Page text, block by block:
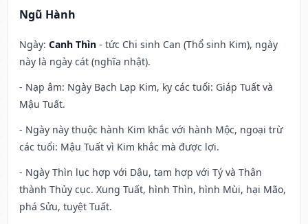
Ngũ Hành
Ngày: Canh Thìn - tức Chi sinh Can (Thổ sinh Kim), ngày
này là ngày cát (nghĩa nhật).
- Nạp âm: Ngày Bạch Lạp Kim, kỵ các tuổi: Giáp Tuất và
Mậu Tuất.
- Ngày này thuộc hành Kim khắc với hành Mộc, ngoại trừ
các tuổi: Mậu Tuất vì Kim khắc mà được lợi.
- Ngày Thìn lục hợp với Dậu, tam hợp với Tý và Thân
thành Thủy cục. Xung Tuất, hình Thìn, hình Mùi, hại Mão,
phá Sửu, tuyệt Tuất.